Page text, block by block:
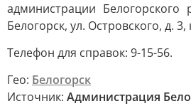
администрации Белогорского
Белогорск, ул. Островского, д.
Телефон для справок: 9-15-56.
Гео: Белогорск
Источник: Администрация